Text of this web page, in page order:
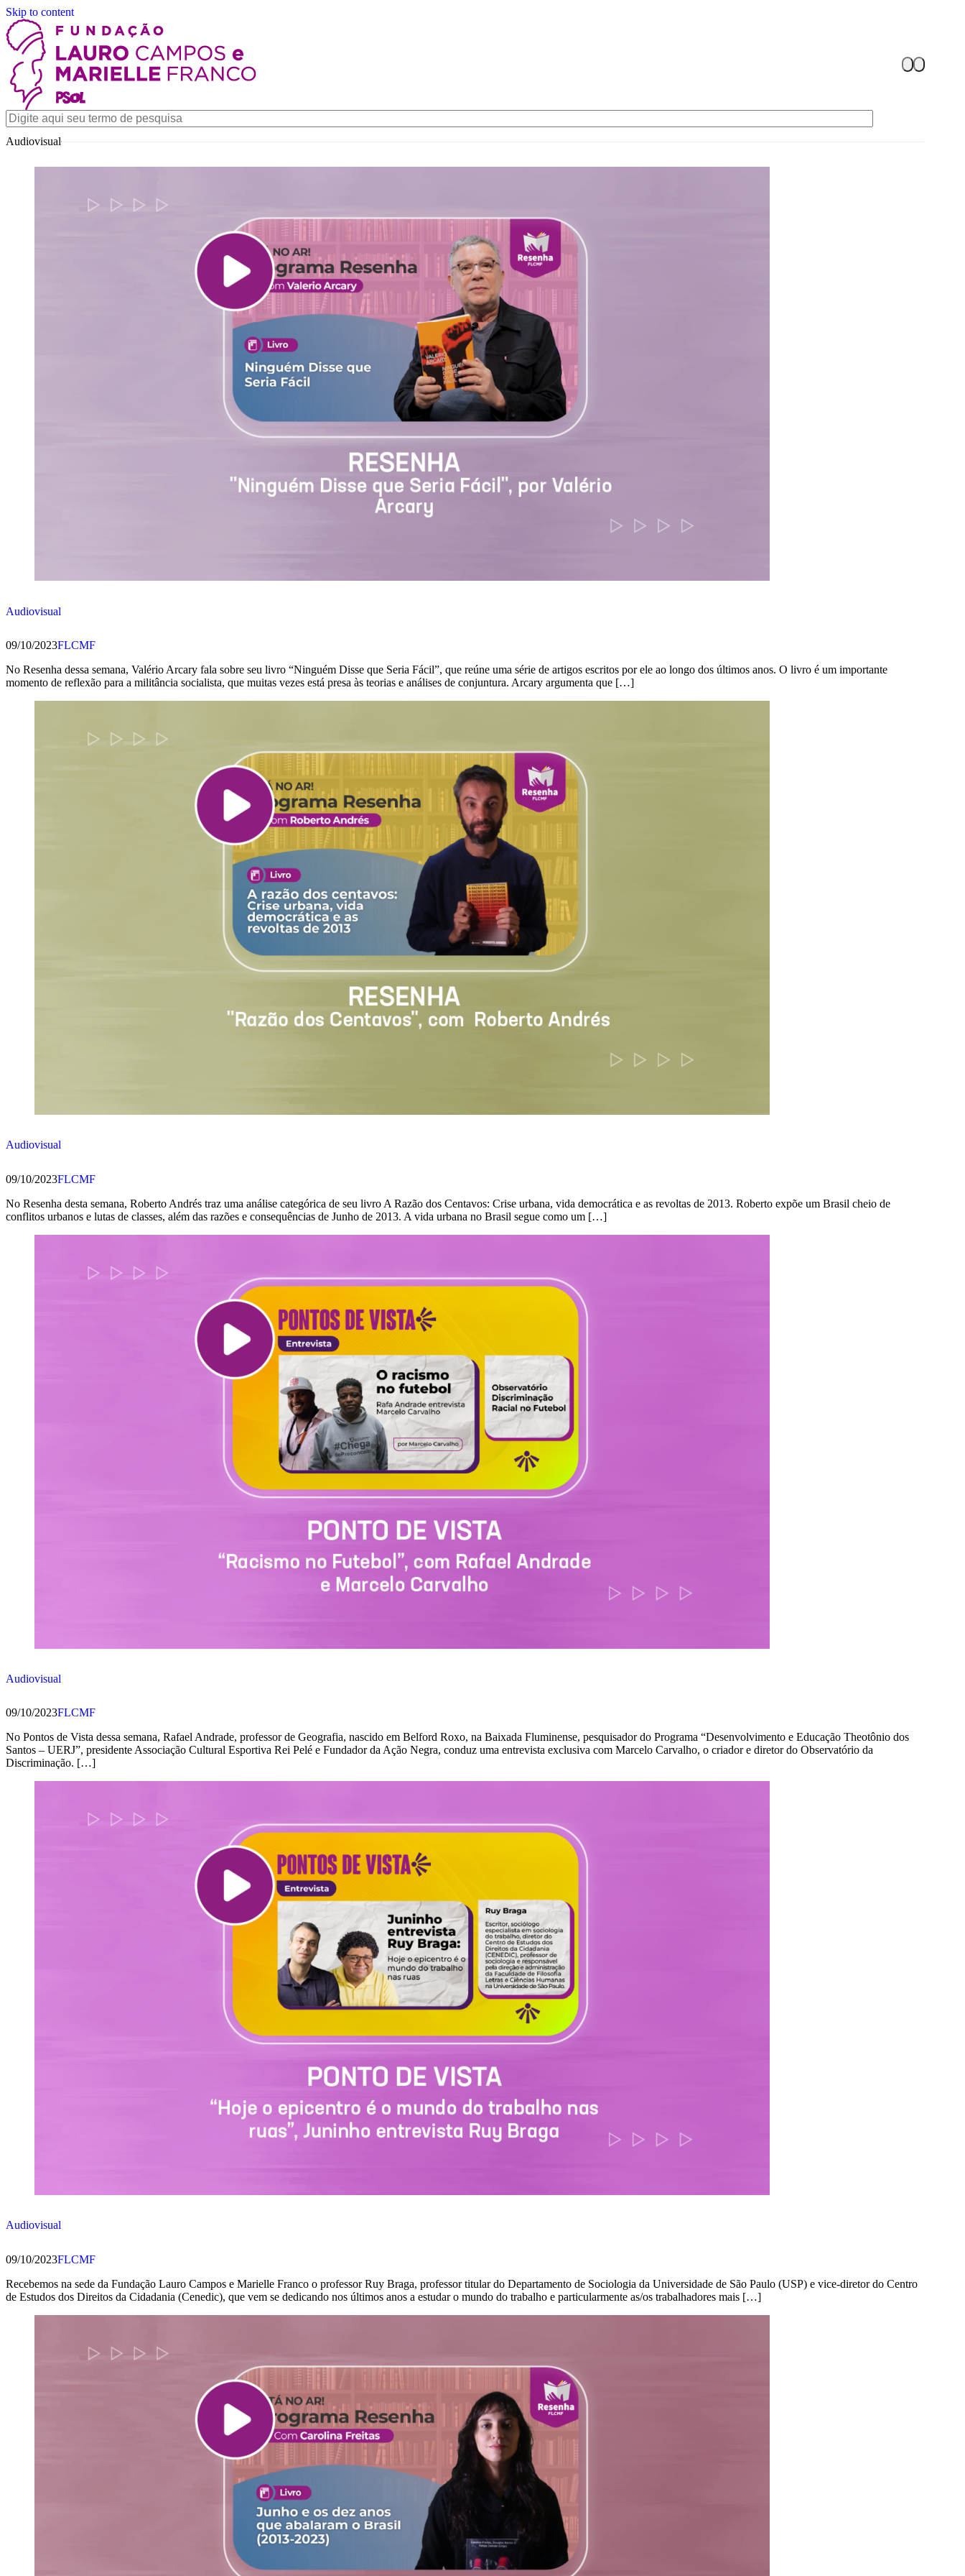
Skip to content
Audiovisual
Audiovisual
09/10/2023FLCMF
No Resenha dessa semana, Valério Arcary fala sobre seu livro “Ninguém Disse que Seria Fácil”, que reúne uma série de artigos escritos por ele ao longo dos últimos anos. O livro é um importante
momento de reflexão para a militância socialista, que muitas vezes está presa às teorias e análises de conjuntura. Arcary argumenta que […]
Audiovisual
09/10/2023FLCMF
No Resenha desta semana, Roberto Andrés traz uma análise categórica de seu livro A Razão dos Centavos: Crise urbana, vida democrática e as revoltas de 2013. Roberto expõe um Brasil cheio de
conflitos urbanos e lutas de classes, além das razões e consequências de Junho de 2013. A vida urbana no Brasil segue como um […]
Audiovisual
09/10/2023FLCMF
No Pontos de Vista dessa semana, Rafael Andrade, professor de Geografia, nascido em Belford Roxo, na Baixada Fluminense, pesquisador do Programa “Desenvolvimento e Educação Theotônio dos
Santos – UERJ”, presidente Associação Cultural Esportiva Rei Pelé e Fundador da Ação Negra, conduz uma entrevista exclusiva com Marcelo Carvalho, o criador e diretor do Observatório da
Discriminação. […]
Audiovisual
09/10/2023FLCMF
Recebemos na sede da Fundação Lauro Campos e Marielle Franco o professor Ruy Braga, professor titular do Departamento de Sociologia da Universidade de São Paulo (USP) e vice-diretor do Centro
de Estudos dos Direitos da Cidadania (Cenedic), que vem se dedicando nos últimos anos a estudar o mundo do trabalho e particularmente as/os trabalhadores mais […]